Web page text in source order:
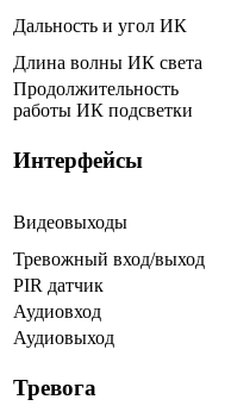
Дальность и угол ИК
Длина волны ИК света
Продолжительность
работы ИК подсветки
Интерфейсы
Видеовыходы
Тревожный вход/выход
PIR датчик
Аудиовход
Аудиовыход
Тревога